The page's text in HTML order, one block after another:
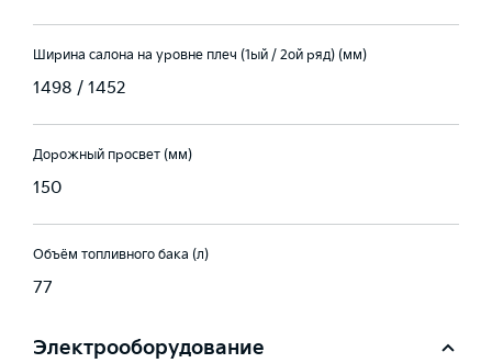
Ширина салона на уровне плеч (1ый / 2ой ряд) (мм)
1498 / 1452
Дорожный просвет (мм)
150
Объём топливного бака (л)
77
Электрооборудование